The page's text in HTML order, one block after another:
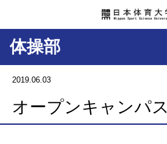
体操部
2019.06.03
オープンキャンパス